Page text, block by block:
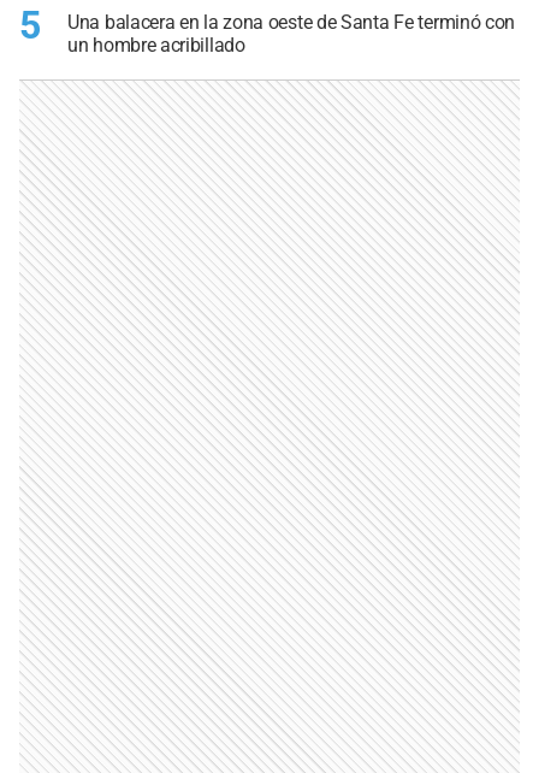
5
Una balacera en la zona oeste de Santa Fe terminó con
un hombre acribillado